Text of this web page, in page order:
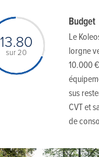
13.80
sur 20
Budget
Le
lorgne
10.000
sus
CVT et
de